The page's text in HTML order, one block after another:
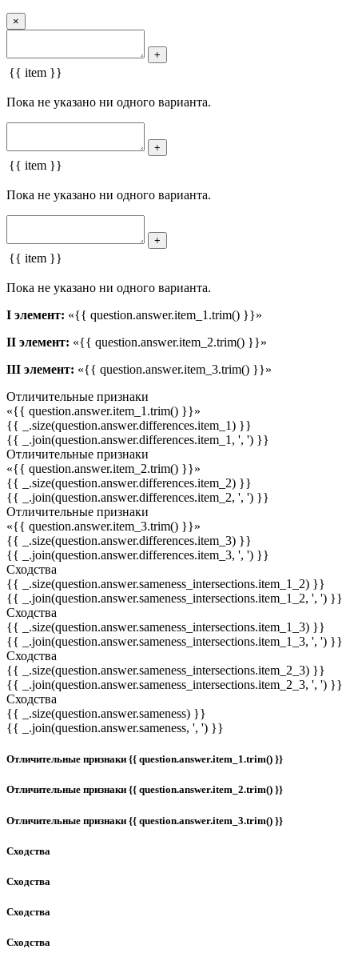
×
+
{{ item }}
Пока не указано ни одного варианта.
+
{{ item }}
Пока не указано ни одного варианта.
+
{{ item }}
Пока не указано ни одного варианта.
I элемент: «{{ question.answer.item_1.trim() }}»
II элемент: «{{ question.answer.item_2.trim() }}»
III элемент: «{{ question.answer.item_3.trim() }}»
Отличительные признаки
«{{ question.answer.item_1.trim() }}»
{{ _.size(question.answer.differences.item_1) }}
{{ _.join(question.answer.differences.item_1, ', ') }}
Отличительные признаки
«{{ question.answer.item_2.trim() }}»
{{ _.size(question.answer.differences.item_2) }}
{{ _.join(question.answer.differences.item_2, ', ') }}
Отличительные признаки
«{{ question.answer.item_3.trim() }}»
{{ _.size(question.answer.differences.item_3) }}
{{ _.join(question.answer.differences.item_3, ', ') }}
Сходства
{{ _.size(question.answer.sameness_intersections.item_1_2) }}
{{ _.join(question.answer.sameness_intersections.item_1_2, ', ') }}
Сходства
{{ _.size(question.answer.sameness_intersections.item_1_3) }}
{{ _.join(question.answer.sameness_intersections.item_1_3, ', ') }}
Сходства
{{ _.size(question.answer.sameness_intersections.item_2_3) }}
{{ _.join(question.answer.sameness_intersections.item_2_3, ', ') }}
Сходства
{{ _.size(question.answer.sameness) }}
{{ _.join(question.answer.sameness, ', ') }}
Отличительные признаки {{ question.answer.item_1.trim() }}
Отличительные признаки {{ question.answer.item_2.trim() }}
Отличительные признаки {{ question.answer.item_3.trim() }}
Сходства
Сходства
Сходства
Сходства